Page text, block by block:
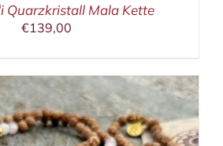
Quarzkristall Mala Kette
€139,00